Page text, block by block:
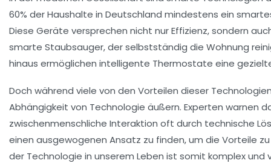
60% der Haushalte in Deutschland mindestens ein
Diese Geräte versprechen nicht nurEffizienz, sondern
smarte Staubsauger, der selbstständig die Wohnung
hinaus ermöglichen intelligente Thermostate eine
Doch während viele von den Vorteilen dieser
Abhängigkeit von Technologie äußern. Experten warnen
zwischenmenschliche Interaktion oft durch technische
einen ausgewogenen Ansatz zu finden, um die Vorteile
der Technologie in unserem Leben ist somit komplex